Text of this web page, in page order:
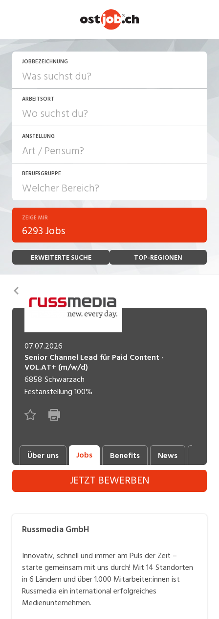
JOBBEZEICHNUNG
ARBEITSORT
ANSTELLUNG
JOB-TYP
Festanstellung
Temporär (befristet)
Freelance
Lehrstelle
Ferienjob
POSITION
Führungsposition
Management / Kader
BERUFSGRUPPE
Bank, Versicherung
Bau, Handwerk, Elektro
Bildung, Kunst, Design, Soziale Berufe, Sport
Consulting, Human Resources
Einkauf, Logistik, Transport, Verkehr
Engineering, Technik, Architektur
Finanzen, Controlling, Treuhand, Recht
Gartenbau, Landwirtschaft, Forstwirtschaft
Lebensmittel
Industrie, Maschinenbau, Anlagenbau,
Produktion
Informatik, Telekommunikation
Mechanik, Elektronik, Optik, Textil (Fertigung)
Medizin, Gesundheitswesen, Pflege
Verkauf, Handel, Kundenberatung,
ZEIGE MIR
6293 Jobs
ERWEITERTE SUCHE TOP-REGIONEN
07.07.2026
Senior Channel Lead für Paid Content ·
VOL.AT+ (m/w/d)
6858 Schwarzach
Festanstellung100%
Über uns Jobs Benefits News
JETZT BEWERBEN
Russmedia GmbH
Innovativ, schnell und immer am Puls der Zeit –
starte gemeinsam mit uns durch! Mit 14 Standorten
in 6 Ländern und über 1.000 Mitarbeiter:innen ist
Russmedia ein international erfolgreiches
Medienunternehmen.